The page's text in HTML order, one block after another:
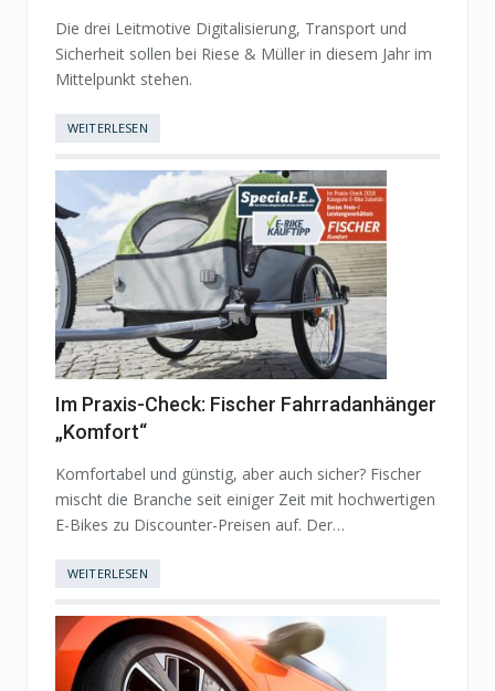
Die drei Leitmotive Digitalisierung, Transport und
Sicherheit sollen bei Riese & Müller in diesem Jahr im
Mittelpunkt stehen.
WEITERLESEN
Im Praxis-Check: Fischer Fahrradanhänger
„Komfort“
Komfortabel und günstig, aber auch sicher? Fischer
mischt die Branche seit einiger Zeit mit hochwertigen
E-Bikes zu Discounter-Preisen auf. Der…
WEITERLESEN